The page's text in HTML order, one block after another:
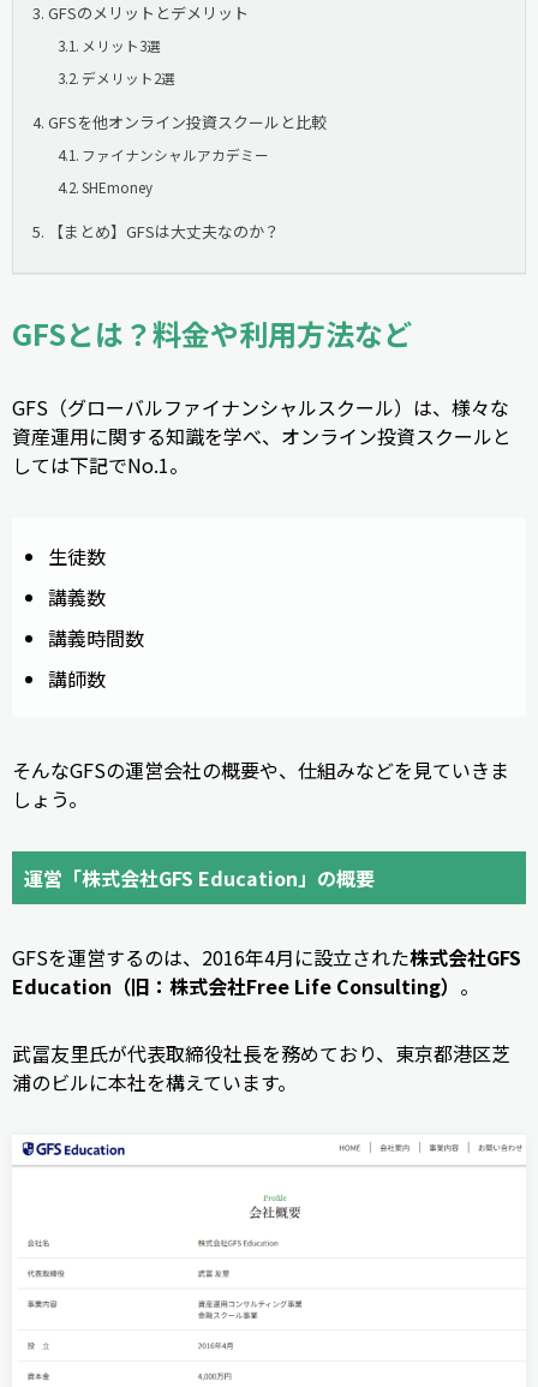
GFSのメリットとデメリット
メリット3選
デメリット2選
GFSを他オンライン投資スクールと比較
ファイナンシャルアカデミー
SHEmoney
【まとめ】GFSは大丈夫なのか？
GFSとは？料金や利用方法など
GFS（グローバルファイナンシャルスクール）は、様々な
資産運用に関する知識を学べ、オンライン投資スクールと
しては下記でNo.1。
生徒数
講義数
講義時間数
講師数
そんなGFSの運営会社の概要や、仕組みなどを見ていきま
しょう。
運営「株式会社GFS Education」の概要
GFSを運営するのは、2016年4月に設立された株式会社GFS
Education（旧：株式会社Free Life Consulting） 。
武冨友里氏が代表取締役社長を務めており、東京都港区芝
浦のビルに本社を構えています。